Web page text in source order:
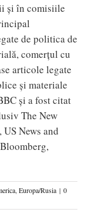
şi în comisiile
de politica de
comerţul cu
articole legate
şi materiale
şi a fost citat
The New
News and
, Europa/Rusia | 0